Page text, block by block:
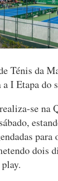
Ténis da
I Etapa do
se na
para
dois